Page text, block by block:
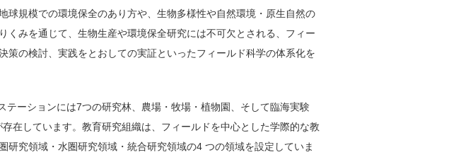
規模での環境保全のあり方や、生物多様性や自然環境・原生自然の
みを通じて、生物生産や環境保全研究には不可欠とされる、フィー
の検討、実践をとおしての実証といったフィールド科学の体系化を
ーションには7つの研究林、農場・牧場・植物園、そして臨海実験
在しています。教育研究組織は、フィールドを中心とした学際的な教
究領域・水圏研究領域・統合研究領域の4 つの領域を設定していま